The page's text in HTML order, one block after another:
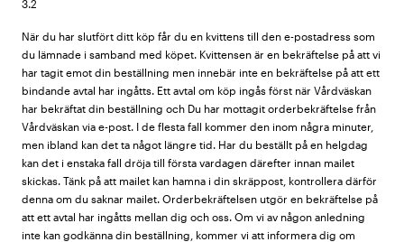
3.2
När du har slutfört ditt köp får du en kvittens till den e-postadress som
du lämnade i samband med köpet. Kvittensen är en bekräftelse på att vi
har tagit emot din beställning men innebär inte en bekräftelse på att ett
bindande avtal har ingåtts. Ett avtal om köp ingås först när Vårdväskan
har bekräftat din beställning och Du har mottagit orderbekräftelse från
Vårdväskan via e-post. I de flesta fall kommer den inom några minuter,
men ibland kan det ta något längre tid. Har du beställt på en helgdag
kan det i enstaka fall dröja till första vardagen därefter innan mailet
skickas. Tänk på att mailet kan hamna i din skräppost, kontrollera därför
denna om du saknar mailet. Orderbekräftelsen utgör en bekräftelse på
att ett avtal har ingåtts mellan dig och oss. Om vi av någon anledning
inte kan godkänna din beställning, kommer vi att informera dig om